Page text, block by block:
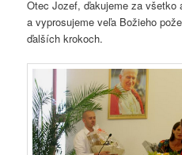
Otec Jozef, ďakujeme za všetko
a vyprosujeme veľa Božieho
ďalších krokoch.